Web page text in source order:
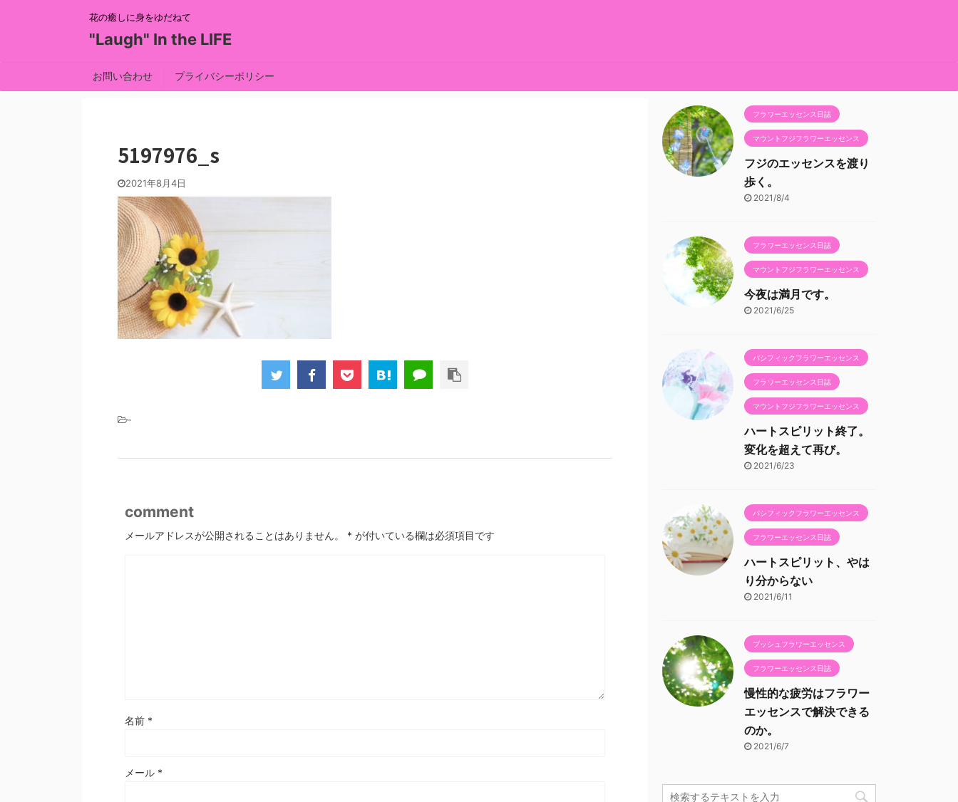
花の癒しに身をゆだねて
"Laugh" In the LIFE
お問い合わせ プライバシーポリシー
5197976_s
2021年8月4日
-
comment
メールアドレスが公開されることはありません。 * が付いている欄は必須項目です
名前 *
メール *
フラワーエッセンス日誌
マウントフジフラワーエッセンス
フジのエッセンスを渡り
歩く。
2021/8/4
フラワーエッセンス日誌
マウントフジフラワーエッセンス
今夜は満月です。
2021/6/25
パシフィックフラワーエッセンス
フラワーエッセンス日誌
マウントフジフラワーエッセンス
ハートスピリット終了。
変化を超えて再び。
2021/6/23
パシフィックフラワーエッセンス
フラワーエッセンス日誌
ハートスピリット、やは
り分からない
2021/6/11
ブッシュフラワーエッセンス
フラワーエッセンス日誌
慢性的な疲労はフラワー
エッセンスで解決できる
のか。
2021/6/7